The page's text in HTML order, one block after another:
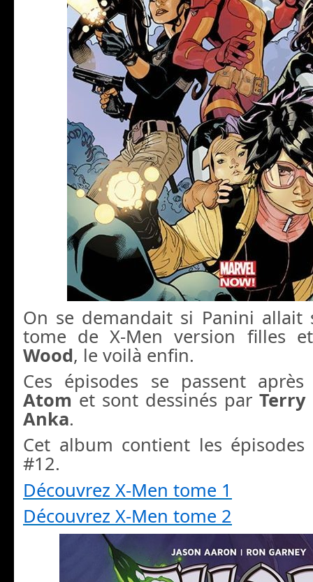
On se demandait si Panini allait
tome de X-Men version filles
Wood, le voilà enfin.
Ces épisodes se passent
Atom et sont dessinés par Terry
Anka.
Cet album contient les
#12.
Découvrez X-Men tome 1
Découvrez X-Men tome 2